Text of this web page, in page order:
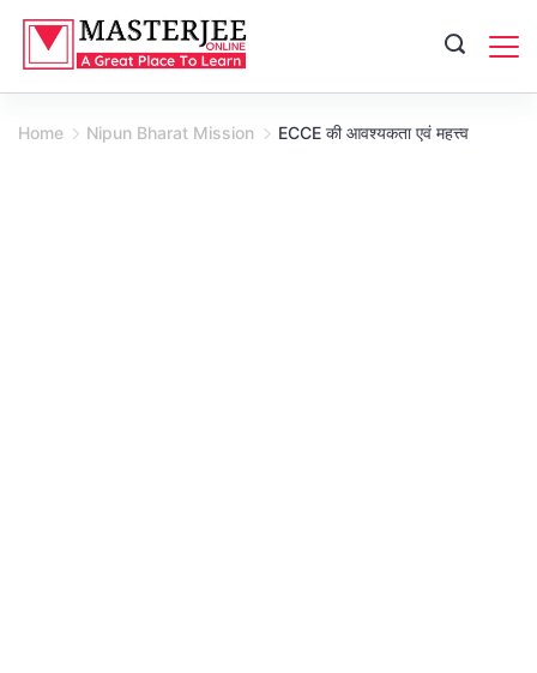
Skip
content
Home Nipun Bharat Mission ECCE की आवश्यकता एवं महत्त्व